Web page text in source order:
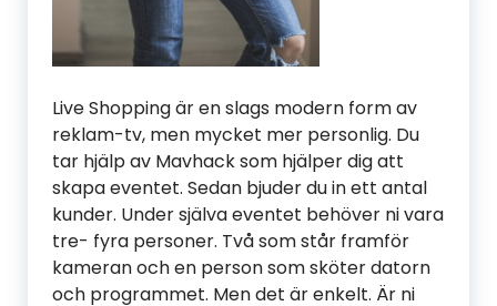
Live Shopping är en slags modern form av
reklam-tv, men mycket mer personlig. Du
tar hjälp av Mavhack som hjälper dig att
skapa eventet. Sedan bjuder du in ett antal
kunder. Under själva eventet behöver ni vara
tre- fyra personer. Två som står framför
kameran och en person som sköter datorn
och programmet. Men det är enkelt. Är ni